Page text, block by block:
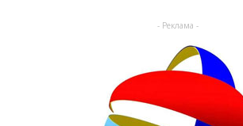
- Реклама -